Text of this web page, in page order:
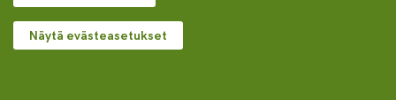
Näytä evästeasetukset